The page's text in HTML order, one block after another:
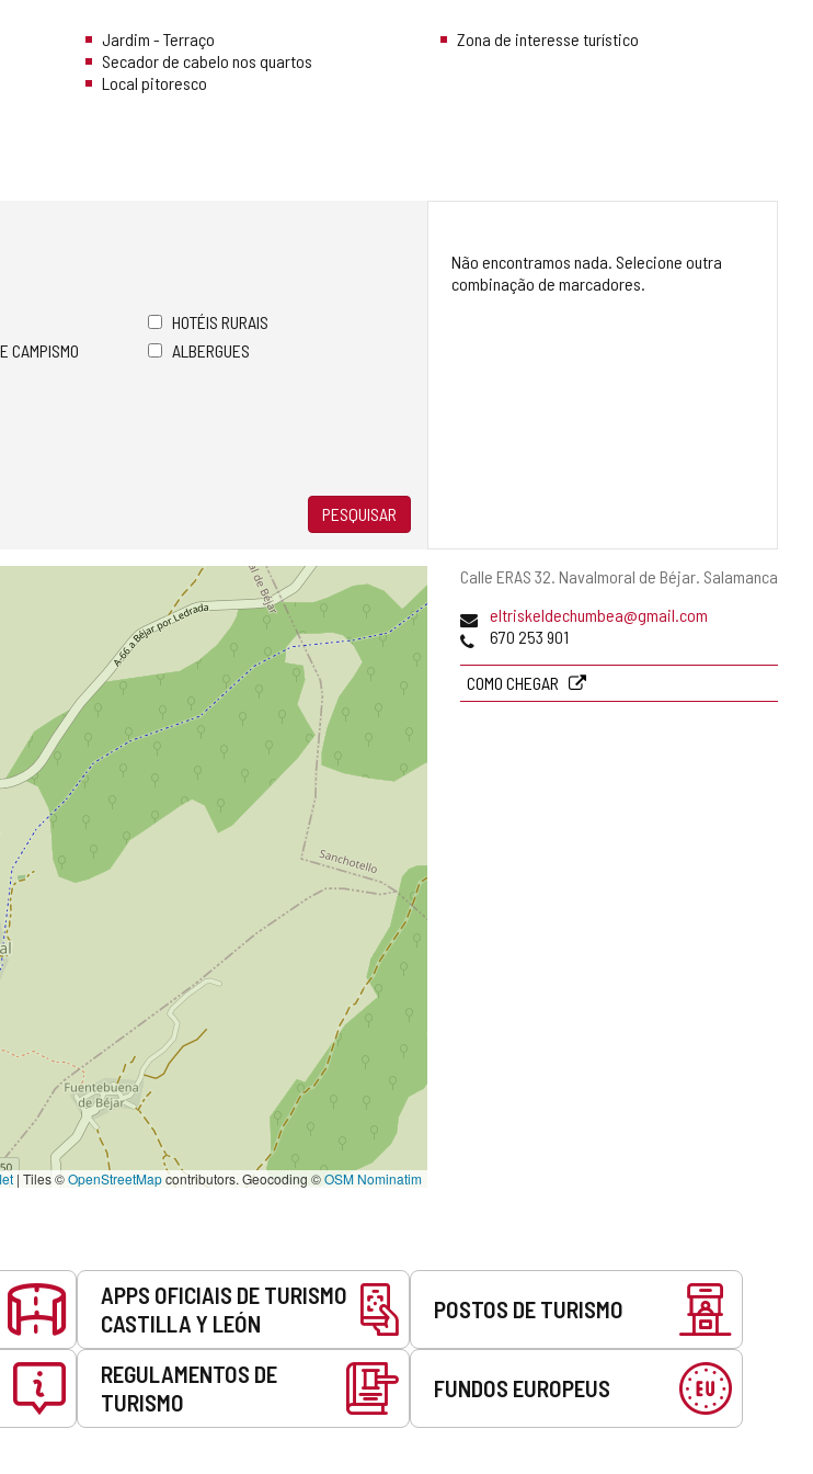
Jardim - Terraço
Secador de cabelo nos quartos
Local pitoresco
Zona de interesse turístico
Endereço
Calle ERAS 32. Navalmoral de Béjar. Salamanca
Endereço
de
eltriskeldechumbea@gmail.com
Telefones
670 253 901
COMO CHEGAR
HOTÉIS RURAIS
CAMPISMO
ALBERGUES
PESQUISAR
Não encontramos nada. Selecione outra
combinação de marcadores.
| Tiles ©OpenStreetMapcontributors. Geocoding ©OSM Nominatim
APPS OFICIAIS DE TURISMO
CASTILLA Y LEÓN
POSTOS DE TURISMO
REGULAMENTOS DE
TURISMO
FUNDOS EUROPEUS